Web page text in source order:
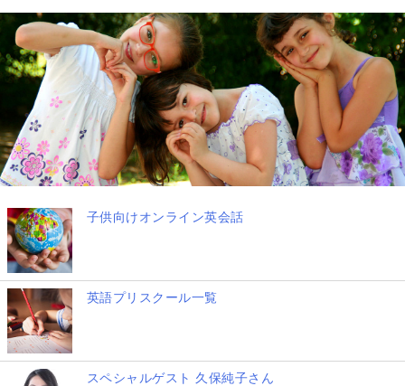
子供向けオンライン英会話
英語プリスクール一覧
スペシャルゲスト 久保純子さん